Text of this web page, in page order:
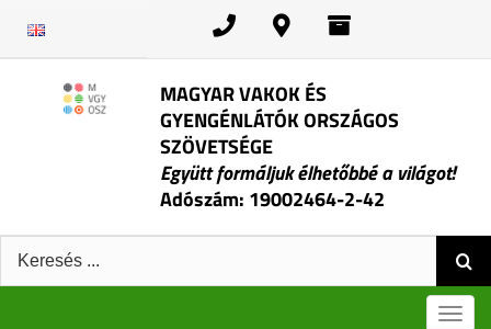
MAGYAR VAKOK ÉS
GYENGÉNLÁTÓK ORSZÁGOS
SZÖVETSÉGE
Együtt formáljuk élhetőbbé a világot!
Adószám: 19002464-2-42
Keresés: